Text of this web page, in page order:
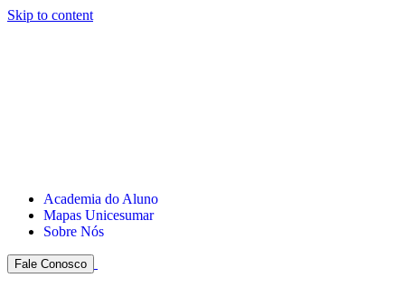
Skip to content
Academia do Aluno
Mapas Unicesumar
Sobre Nós
Fale Conosco